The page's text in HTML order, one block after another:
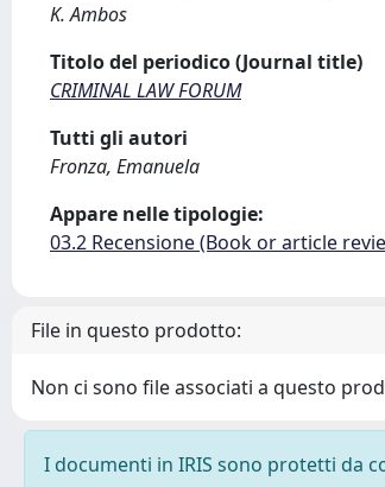
K. Ambos
Titolo del periodico (Journal title)
CRIMINAL LAW FORUM
Tutti gli autori
Fronza, Emanuela
Appare nelle tipologie:
03.2 Recensione (Book or article
File in questo prodotto:
Non ci sono file associati a questo
I documenti in IRIS sono protetti da